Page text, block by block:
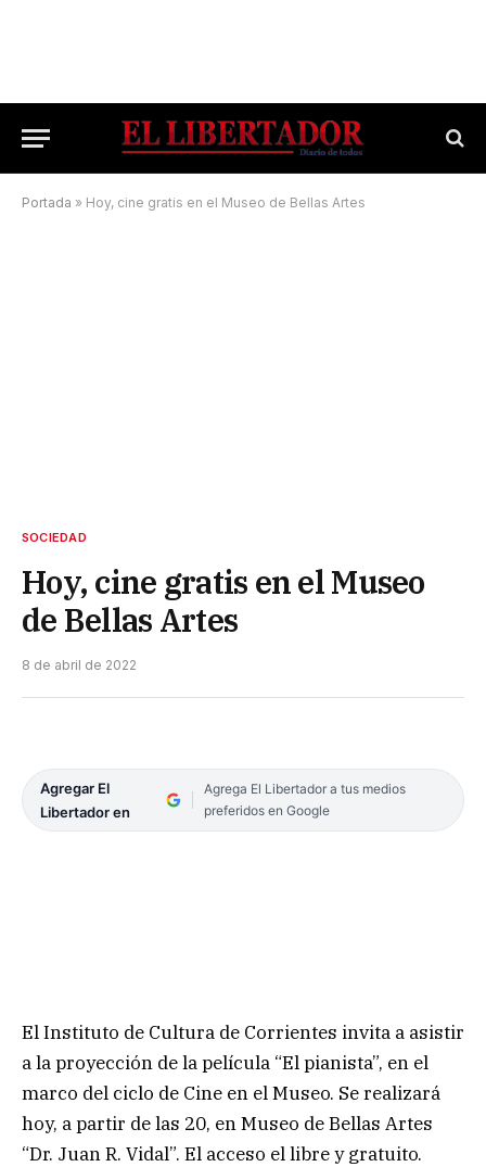
Portada » Hoy, cine gratis en el Museo de Bellas Artes
SOCIEDAD
Hoy, cine gratis en el Museo
de Bellas Artes
8 de abril de 2022
Agregar El
Libertador en
Agrega El Libertador a tus medios
preferidos en Google
El Instituto de Cultura de Corrientes invita a asistir
a la proyección de la película “El pianista”, en el
marco del ciclo de Cine en el Museo. Se realizará
hoy, a partir de las 20, en Museo de Bellas Artes
“Dr. Juan R. Vidal”. El acceso el libre y gratuito.